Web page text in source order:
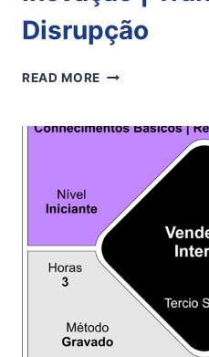
Disrupção
READ MORE INOVAÇÃO
|
DISRUPÇÃO